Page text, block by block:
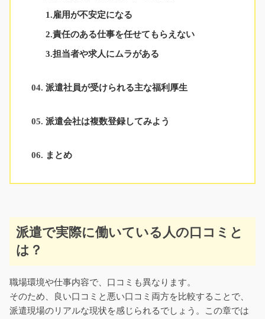
1.雇用が不安定になる
2.責任のある仕事を任せてもらえない
3.担当者や求人にムラがある
派遣社員が受けられる主な福利厚生
派遣会社は複数登録してみよう
まとめ
派遣で実際に働いている人の口コミと
は？
職場環境や仕事内容で、口コミも異なります。
そのため、良い口コミと悪い口コミ両方を比較することで、
派遣現場のリアルな現状を感じられるでしょう。この章では